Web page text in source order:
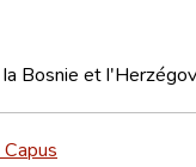
Bosnie et
Capus